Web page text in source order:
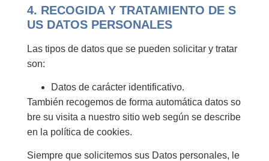
4. RECOGIDA Y TRATAMIENTO DE S
US DATOS PERSONALES
Las tipos de datos que se pueden solicitar y tratar
son:
Datos de carácter identificativo.
También recogemos de forma automática datos so
bre su visita a nuestro sitio web según se describe
en la política de cookies.
Siempre que solicitemos sus Datos personales, le